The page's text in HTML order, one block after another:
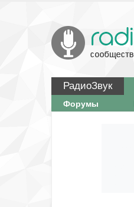
РадиоЗвук
Форумы